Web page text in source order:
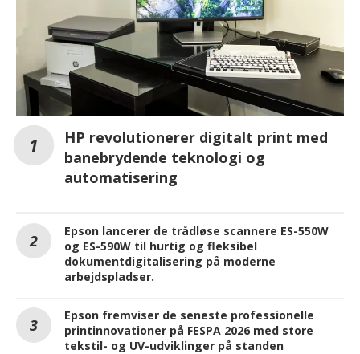
HP revolutionerer digitalt print med
banebrydende teknologi og
automatisering
Epson lancerer de trådløse scannere ES-550W
og ES-590W til hurtig og fleksibel
dokumentdigitalisering på moderne
arbejdspladser.
Epson fremviser de seneste professionelle
printinnovationer på FESPA 2026 med store
tekstil- og UV-udviklinger på standen